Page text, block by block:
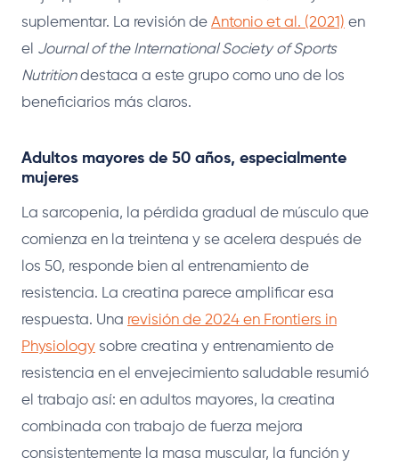
suplementar. La revisión de Antonio et al. (2021) en
el Journal of the International Society of Sports
Nutritiondestaca a este grupo como uno de los
beneficiarios más claros.
Adultos mayores de 50 años, especialmente
mujeres
La sarcopenia, la pérdida gradual de músculo que
comienza en la treintena y se acelera después de
los 50, responde bien al entrenamiento de
resistencia. La creatina parece amplificar esa
respuesta. Una revisión de 2024 en Frontiers in
Physiology sobre creatina y entrenamiento de
resistencia en el envejecimiento saludable resumió
el trabajo así: en adultos mayores, la creatina
combinada con trabajo de fuerza mejora
consistentemente la masa muscular, la función y